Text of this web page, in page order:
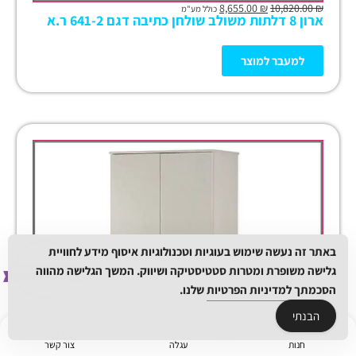
₪
10,820.00
₪ כולל מע"מ
ארון 8 דלתות משולב שולחן כתיבה דגם 641-2 ר.א
למעבר למוצר
חנות עגלה צור קשר
באתר זה נעשה שימוש בעוגיות וטכנולוגיות איסוף מידע לחוויית
גלישה משופרת ומטרות סטטיסטיקה ושיווק. המשך הגלישה מהווה
הסכמתךלמדיניות הפרטיותשלנו.
הבנתי